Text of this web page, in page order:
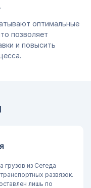
оптимальные
позволяет
и повысить
из Сегеда
развязок.
лишь по